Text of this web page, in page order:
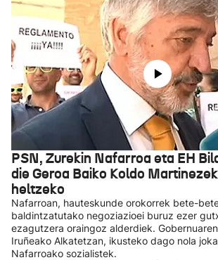
PSN, Zurekin Nafarroa eta EH
die Geroa Baiko Koldo
heltzeko
Nafarroan, hauteskunde orokorrek bete-
baldintzatutako negoziazioei buruz ezer
ezagutzera oraingoz alderdiek.
Iruñeako Alkatetzan, ikusteko dago nola
Nafarroako sozialistek.